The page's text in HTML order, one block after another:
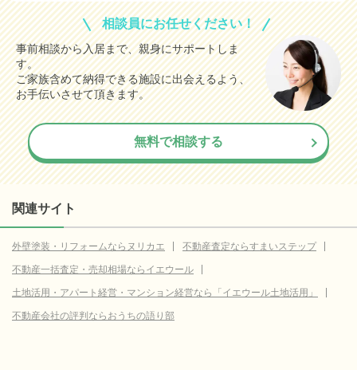
相談員にお任せください！
事前相談から入居まで、親身にサポートしま
す。
ご家族含めて納得できる施設に出会えるよう、
お手伝いさせて頂きます。
無料で相談する
関連サイト
外壁塗装・リフォームならヌリカエ
不動産査定ならすまいステップ
不動産一括査定・売却相場ならイエウール
土地活用・アパート経営・マンション経営なら「イエウール土地活用」
不動産会社の評判ならおうちの語り部